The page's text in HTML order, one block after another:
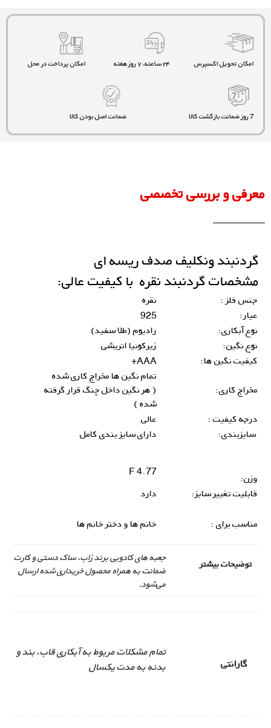
امکان تحویل اکسپرس ۲۴ ساعته، ۷ روز هفته امکان پرداخت در محل
7 روز ضمانت بازگشت کالا ضمانت اصل بودن کالا
معرفی و بررسی تخصصی
گردنبند ونکلیف صدف ریسه ای
مشخصاتگردنبند نقره با کیفیت عالی:
جنس فلز :
نقره
عیار:
925
نوع آبکاری:
رادیوم (طلا سفید)
نوع نگین:
زیرکونیا اتریشی
کیفیت نگین ها:
AAA+
مخراج کاری:
تمام نگین ها مخراج کاری شده
( هر نگین داخل چنگ قرار گرفته
شده )
درجه کیفیت :
عالی
سایزبندی:
دارای سایز بندی کامل
وزن:
4.77 F
قابلیت تغییر سایز:
دارد
مناسب برای : خانم ها و دختر خانم ها
توضیحات بیشتر
جعبه های کادویی برند زاب، ساک دستی و کارت
ضمانت به همراه محصول خریداری شده ارسال
می‌شود.
گارانتی
تمام مشکلات مربوط به آبکاری قاب، بند و
بدنه به مدت یکسال